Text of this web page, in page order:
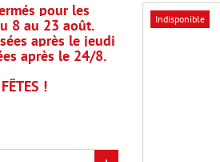
pour les
8 au 23 août.
après le jeudi
après le 24/8.
!
Indisponible